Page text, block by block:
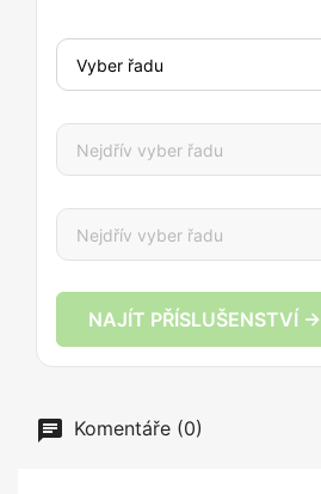
NAJÍT PŘÍSLUŠENSTVÍ →
Komentáře (0)